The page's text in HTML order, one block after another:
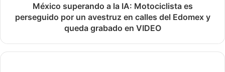
México superando a la IA: Motociclista es
perseguido por un avestruz en calles del Edomex y
queda grabado en VIDEO